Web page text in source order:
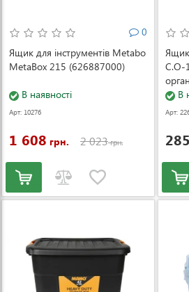
0
Ящик для інструментів Metabo
MetaBox 215 (626887000)
В наявності
Арт: 10276
1 608 грн. 2 023грн.
Ящик
C.O-
В
Арт:
285